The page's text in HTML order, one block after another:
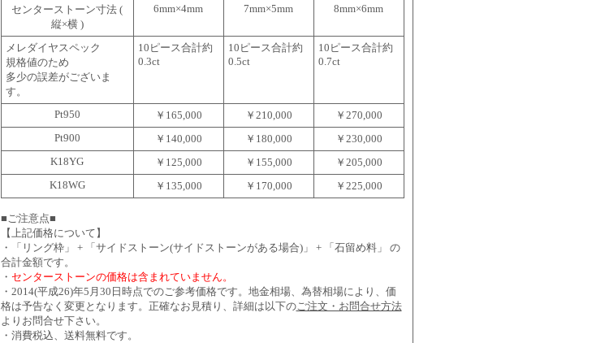
センターストーン寸法 (
縦×横 )
6mm×4mm 7mm×5mm 8mm×6mm
メレダイヤスペック
規格値のため
多少の誤差がございま
す。
10ピース合計約
0.3ct
10ピース合計約
0.5ct
10ピース合計約
0.7ct
Pt950 ￥165,000 ￥210,000
￥270,000
Pt900
￥140,000 ￥180,000
￥230,000
K18YG
￥125,000 ￥155,000
￥205,000
K18WG
￥135,000 ￥170,000 ￥225,000
■ご注意点■
【上記価格について】
・「リング枠」 + 「サイドストーン(サイドストーンがある場合)」 + 「石留め料」 の
合計金額です。
・ センターストーンの価格は含まれていません。
・2014(平成26)年5月30日時点でのご参考価格です。地金相場、為替相場により、価
格は予告なく変更となります。正確なお見積り、詳細は以下のご注文・お問合せ方法
よりお問合せ下さい。
・消費税込、送料無料です。